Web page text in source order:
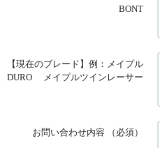
BONT
【現在のブレード】例：メイプル
DURO メイプルツインレーサー
お問い合わせ内容 （必須）